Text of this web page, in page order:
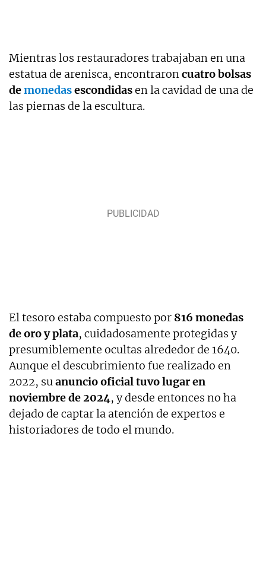
Mientras los restauradores trabajaban en una
estatua de arenisca, encontraroncuatro bolsas
demonedasescondidasen la cavidad de una de
las piernas de la escultura.
El tesoro estaba compuesto por 816 monedas
de oro y plata, cuidadosamente protegidas y
presumiblemente ocultas alrededor de 1640.
Aunque el descubrimiento fue realizado en
2022, suanuncio oficial tuvo lugar en
noviembre de 2024, y desde entonces no ha
dejado de captar la atención de expertos e
historiadores de todo el mundo.